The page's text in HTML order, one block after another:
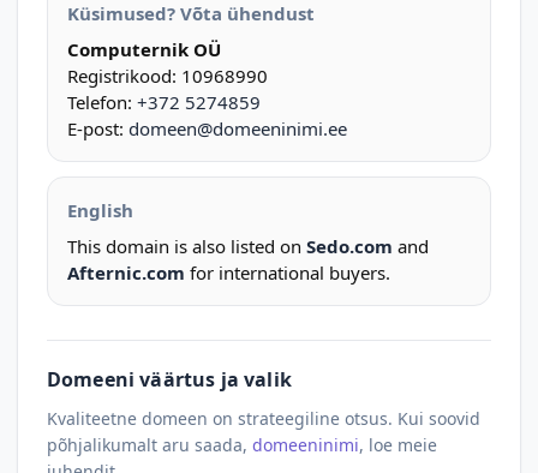
Küsimused? Võta ühendust
Computernik OÜ
Registrikood: 10968990
Telefon: +372 5274859
E-post: domeen@domeeninimi.ee
English
This domain is also listed on Sedo.com and
Afternic.com for international buyers.
Domeeni väärtus ja valik
Kvaliteetne domeen on strateegiline otsus. Kui soovid
põhjalikumalt aru saada, domeeninimi, loe meie